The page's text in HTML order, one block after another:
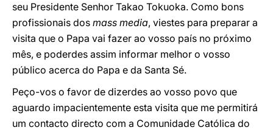
seu Presidente Senhor Takao Tokuoka. Como bons
profissionais dos mass media, viestes para preparar a
visita que o Papa vai fazer ao vosso país no próximo
mês, e poderdes assim informar melhor o vosso
público acerca do Papa e da Santa Sé.
Peço-vos o favor de dizerdes ao vosso povo que
aguardo impacientemente esta visita que me permitirá
um contacto directo com a Comunidade Católica do